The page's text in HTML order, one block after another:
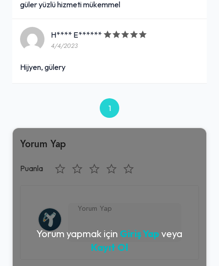
güler yüzlü hizmeti mükemmel
H**** E******
4/4/2023
Hijyen, gülery
1
Yorum Yap
Puanla
Yorum yapmak için Giriş Yap veya
Kayıt Ol